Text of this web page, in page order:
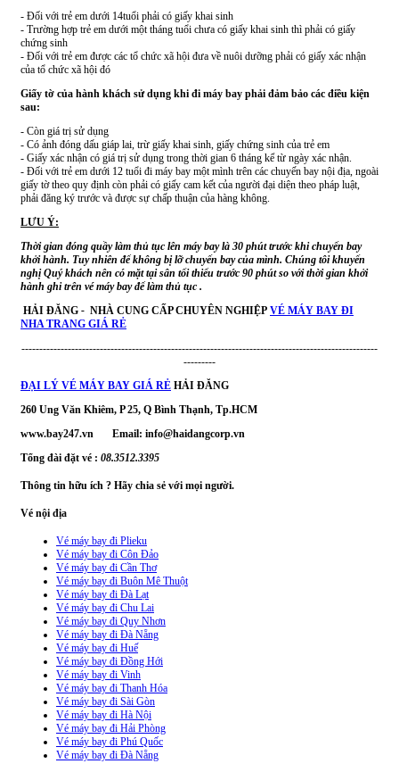
- Đối với trẻ em dưới 14tuổi phải có giấy khai sinh
- Trường hợp trẻ em dưới một tháng tuổi chưa có giấy khai sinh thì phải có giấy
chứng sinh
- Đối với trẻ em được các tổ chức xã hội đưa về nuôi dưỡng phải có giấy xác nhận
của tổ chức xã hội đó
Giấy tờ của hành khách sử dụng khi đi máy bay phải đảm bảo các điều kiện
sau:
- Còn giá trị sử dụng
- Có ảnh đóng dấu giáp lai, trừ giấy khai sinh, giấy chứng sinh của trẻ em
- Giấy xác nhận có giá trị sử dụng trong thời gian 6 tháng kể từ ngày xác nhận.
- Đối với trẻ em dưới 12 tuổi đi máy bay một mình trên các chuyến bay nội địa, ngoài
giấy tờ theo quy định còn phải có giấy cam kết của người đại diện theo pháp luật,
phải đăng ký trước và được sự chấp thuận của hàng không.
LƯU Ý:
Thời gian đóng quầy làm thủ tục lên máy bay là 30 phút trước khi chuyến bay
khởi hành. Tuy nhiên để không bị lỡ chuyến bay của mình. Chúng tôi khuyến
nghị Quý khách nên có mặt tại sân tối thiểu trước 90 phút so với thời gian khởi
hành ghi trên vé máy bay để làm thủ tục .
HẢI ĐĂNG - NHÀ CUNG CẤP CHUYÊN NGHIỆP VÉ MÁY BAY ĐI
NHA TRANG GIÁ RẺ
----------------------------------------------------------------------------------------------------
---------
ĐẠI LÝ VÉ MÁY BAY GIÁ RẺ HẢI ĐĂNG
260 Ung Văn Khiêm, P 25, Q Bình Thạnh, Tp.HCM
www.bay247.vn Email: info@haidangcorp.vn
Tổng đài đặt vé : 08.3512.3395
Thông tin hữu ích ? Hãy chia sẻ với mọi người.
Vé nội địa
Vé máy bay đi Plieku
Vé máy bay đi Côn Đảo
Vé máy bay đi Cần Thơ
Vé máy bay đi Buôn Mê Thuột
Vé máy bay đi Đà Lạt
Vé máy bay đi Chu Lai
Vé máy bay đi Quy Nhơn
Vé máy bay đi Đà Nẵng
Vé máy bay đi Huế
Vé máy bay đi Đồng Hới
Vé máy bay đi Vinh
Vé máy bay đi Thanh Hóa
Vé máy bay đi Sài Gòn
Vé máy bay đi Hà Nội
Vé máy bay đi Hải Phòng
Vé máy bay đi Phú Quốc
Vé máy bay đi Đà Nẵng